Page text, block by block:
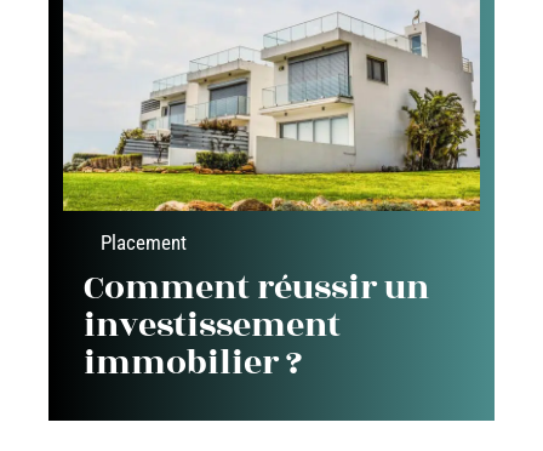
Placement
Comment réussir un
investissement
immobilier ?